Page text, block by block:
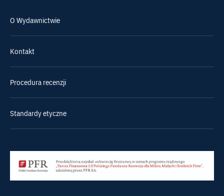
O Wydawnictwie
Kontakt
Procedura recenzji
Standardy etyczne